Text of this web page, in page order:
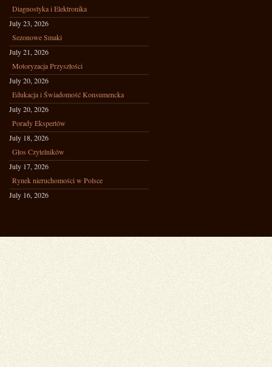
Diagnostyka i Elektronika
July 23, 2026
Sezonowe Smaki
July 21, 2026
Motoryzacja Przyszłości
July 20, 2026
Edukacja i Świadomość Konsumencka
July 20, 2026
Porady Ekspertów
July 18, 2026
Głos Czytelników
July 17, 2026
Rynek nieruchomości w Polsce
July 16, 2026